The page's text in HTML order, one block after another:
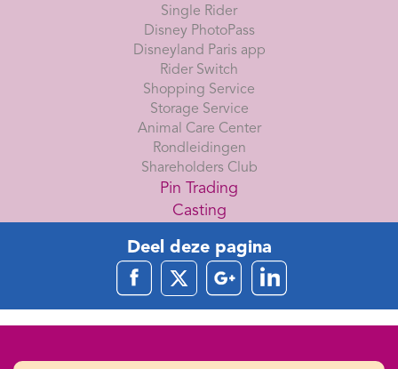
Single Rider
Disney PhotoPass
Disneyland Paris app
Rider Switch
Shopping Service
Storage Service
Animal Care Center
Rondleidingen
Shareholders Club
Pin Trading
Casting
Deel deze pagina